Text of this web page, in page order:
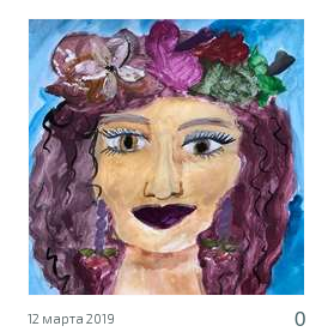
12 марта 2019
0